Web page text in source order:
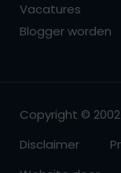
Vacatures
Blogger worden
Copyright ©
Disclaimer